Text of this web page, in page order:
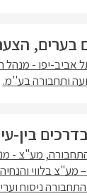
בערים,
אביב-יפו - מנהל
ותחבורה בע''מ.
בין-
מע"צ -
מע"צ בלווי
ניסוח